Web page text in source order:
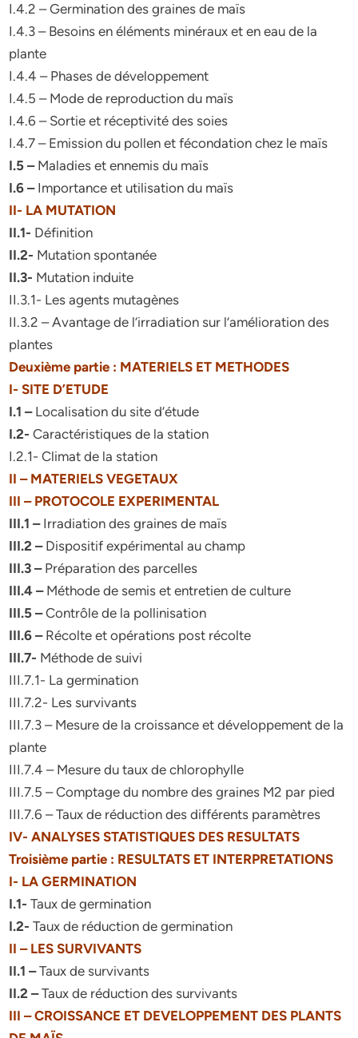
I.4.2 – Germination des graines de maïs
I.4.3 – Besoins en éléments minéraux et en eau de la
plante
I.4.4 – Phases de développement
I.4.5 – Mode de reproduction du maïs
I.4.6 – Sortie et réceptivité des soies
I.4.7 – Emission du pollen et fécondation chez le maïs
I.5 – Maladies et ennemis du maïs
I.6 –Importance et utilisation du maïs
II- LA MUTATION
II.1- Définition
II.2- Mutation spontanée
II.3- Mutation induite
II.3.1- Les agents mutagènes
II.3.2 – Avantage de l’irradiation sur l’amélioration des
plantes
Deuxième partie : MATERIELS ET METHODES
I- SITE D’ETUDE
I.1 – Localisation du site d’étude
I.2- Caractéristiques de la station
I.2.1- Climat de la station
II – MATERIELS VEGETAUX
III – PROTOCOLE EXPERIMENTAL
III.1 –Irradiation des graines de maïs
III.2 –Dispositif expérimental au champ
III.3 –Préparation des parcelles
III.4 –Méthode de semis et entretien de culture
III.5 –Contrôle de la pollinisation
III.6 –Récolte et opérations post récolte
III.7- Méthode de suivi
III.7.1- La germination
III.7.2- Les survivants
III.7.3 – Mesure de la croissance et développement de la
plante
III.7.4 – Mesure du taux de chlorophylle
III.7.5 – Comptage du nombre des graines M2 par pied
III.7.6 – Taux de réduction des différents paramètres
IV- ANALYSES STATISTIQUES DES RESULTATS
Troisième partie : RESULTATS ET INTERPRETATIONS
I- LA GERMINATION
I.1-Taux de germination
I.2- Taux de réduction de germination
II – LES SURVIVANTS
II.1 –Taux de survivants
II.2 –Taux de réduction des survivants
III – CROISSANCE ET DEVELOPPEMENT DES PLANTS